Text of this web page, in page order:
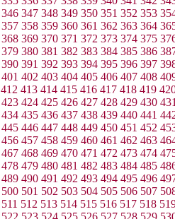
346 347 348 349 350 351 352 353
357 358 359 360 361 362 363 364
368 369 370 371 372 373 374 375
379 380 381 382 383 384 385 386
390 391 392 393 394 395 396 397
401 402 403 404 405 406 407 408
412 413 414 415 416 417 418 419
423 424 425 426 427 428 429 430
434 435 436 437 438 439 440 441
445 446 447 448 449 450 451 452
456 457 458 459 460 461 462 463
467 468 469 470 471 472 473 474
478 479 480 481 482 483 484 485
489 490 491 492 493 494 495 496
500 501 502 503 504 505 506 507
511 512 513 514 515 516 517 518